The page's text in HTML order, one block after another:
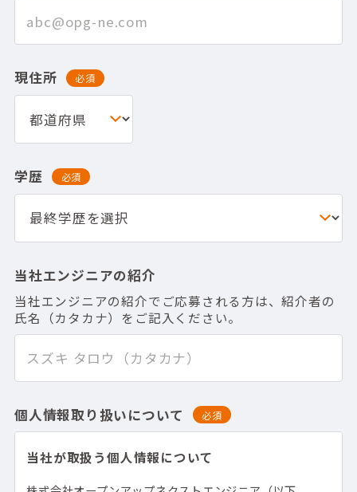
現住所 必須
学歴 必須
当社エンジニアの紹介
当社エンジニアの紹介でご応募される方は、紹介者の
氏名（カタカナ）をご記入ください。
個人情報取り扱いについて 必須
当社が取扱う個人情報について